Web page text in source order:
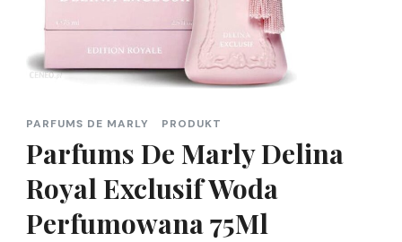
PARFUMS DE MARLY PRODUKT
Parfums De Marly Delina
Royal Exclusif Woda
Perfumowana 75Ml